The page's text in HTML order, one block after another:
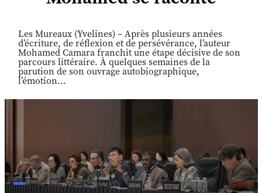
Les Mureaux (Yvelines) – Après plusieurs années
d’écriture, de réflexion et de persévérance, l’auteur
Mohamed Camara franchit une étape décisive de son
parcours littéraire. À quelques semaines de la
parution de son ouvrage autobiographique,
l’émotion...